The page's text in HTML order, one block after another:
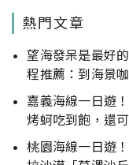
熱門文章
望海發呆是最好
程推薦：到海景
嘉義海線一日遊
烤蚵吃到飽，還
桃園海線一日遊